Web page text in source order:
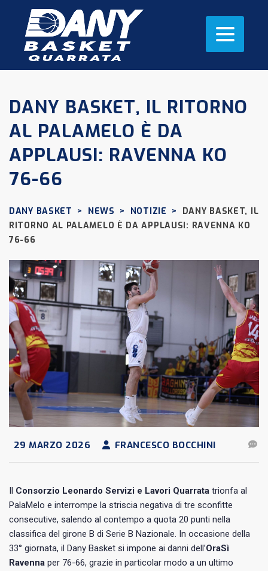
DANY BASKET, IL RITORNO
AL PALAMELO È DA
APPLAUSI: RAVENNA KO
76-66
DANY BASKET > NEWS > NOTIZIE >
DANY BASKET, IL
RITORNO AL PALAMELO È DA APPLAUSI: RAVENNA KO
76-66
29 MARZO 2026 FRANCESCO BOCCHINI
Il Consorzio Leonardo Servizi e Lavori Quarrata trionfa al
PalaMelo e interrompe la striscia negativa di tre sconfitte
consecutive, salendo al contempo a quota 20 punti nella
classifica del girone B di Serie B Nazionale. In occasione della
33° giornata, il Dany Basket si impone ai danni dell’OraSì
Ravenna per 76-66, grazie in particolar modo a un ultimo